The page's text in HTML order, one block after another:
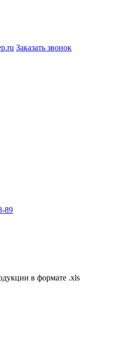
Заказать звонок
89
в формате .xls